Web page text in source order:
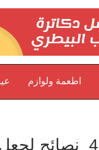
اطعمة ولوازم
4 نصائح لجعل الكلب في حالة بدنية أفضل